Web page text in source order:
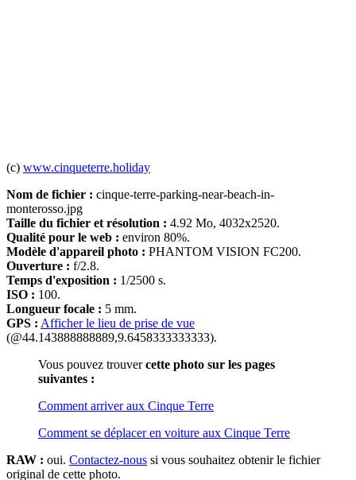
(c) www.cinqueterre.holiday
Nom de fichier : cinque-terre-parking-near-beach-in-
monterosso.jpg
Taille du fichier et résolution : 4.92 Mo, 4032x2520.
Qualité pour le web : environ 80%.
Modèle d'appareil photo : PHANTOM VISION FC200.
Ouverture : f/2.8.
Temps d'exposition : 1/2500 s.
ISO : 100.
Longueur focale : 5 mm.
GPS : Afficher le lieu de prise de vue
(@44.143888888889,9.6458333333333).
Vous pouvez trouvercette photo sur les pages
suivantes :
Comment arriver aux Cinque Terre
Comment se déplacer en voiture aux Cinque Terre
RAW : oui. Contactez-nous si vous souhaitez obtenir le fichier
original de cette photo.